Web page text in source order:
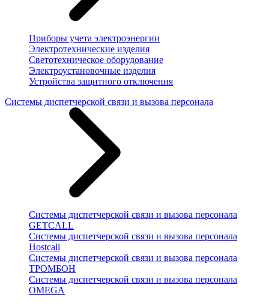
Приборы учета электроэнергии
Электротехнические изделия
Светотехническое оборудование
Электроустановочные изделия
Устройства защитного отключения
Системы диспетчерской связи и вызова персонала
Системы диспетчерской связи и вызова персонала
GETCALL
Системы диспетчерской связи и вызова персонала
Hostcall
Системы диспетчерской связи и вызова персонала
ТРОМБОН
Системы диспетчерской связи и вызова персонала
OMEGA